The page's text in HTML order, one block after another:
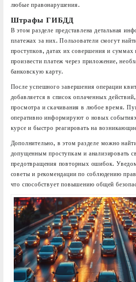
любые правонарушения.
Штрафы ГИБДД
В этом разделе представлена детальная
платежах за них. Пользователи смогут
проступков, датах их совершения и
произвести платеж через приложение,
банковскую карту.
После успешного завершения операции
добавляется в список оплаченных
просмотра и скачивания в любое время.
оперативно информируют о новых
курсе и быстро реагировать на
Дополнительно, в этом разделе можно
допущенным проступкам и анализировать
предотвращения повторных ошибок.
советы и рекомендации по соблюдению
что способствует повышению общей